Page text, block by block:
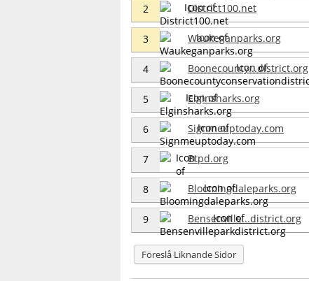
2 District100.net
3 Waukeganparks.org
4 Boonecounty...district.org
5 Elginsharks.org
6 Signmeuptoday.com
7 Btpd.org
8 Bloomingdaleparks.org
9 Bensenville...district.org
Föreslå Liknande Sidor